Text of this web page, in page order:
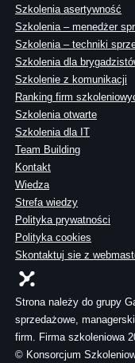
Szkolenia asertywność
Szkolenia – menedżer
Szkolenia – techniki
Szkolenia dla
Szkolenie z komunikacji
Ranking firm
Szkolenia otwarte
Szkolenia dla IT
Team Building
Kontakt
Wiedza
Strefa wiedzy
Polityka prywatności
Polityka cookies
Skontaktuj sie z
Strona należy do grupy
sprzedażowe,
firm. Firma szkoleniowa
© Konsorcjum